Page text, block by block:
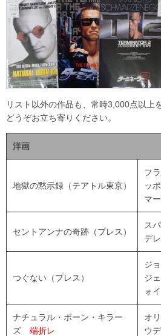
リスト以外の作品も、常時3,000点以上
どうぞお立ち寄りください。
洋画
地獄の黙示録（テアトル東京）
フ
ッ
マ
セントアンナの奇跡（プレス）
ス
デ
つぐない（プレス）
ジ
ジ
ォイ
ナチュラル・ボーン・キラー
ズ 端折レ
オ
ウ